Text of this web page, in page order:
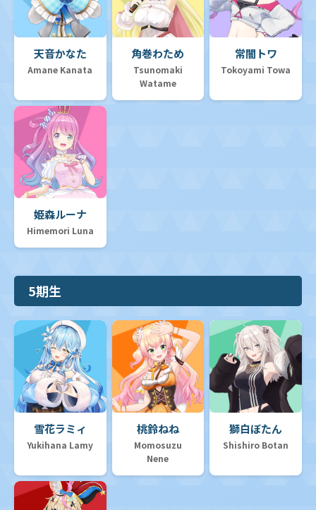
天音かなた
Amane Kanata
角巻わため
Tsunomaki
Watame
常闇トワ
Tokoyami Towa
姫森ルーナ
Himemori Luna
5期生
雪花ラミィ
Yukihana Lamy
桃鈴ねね
Momosuzu
Nene
獅白ぼたん
Shishiro Botan